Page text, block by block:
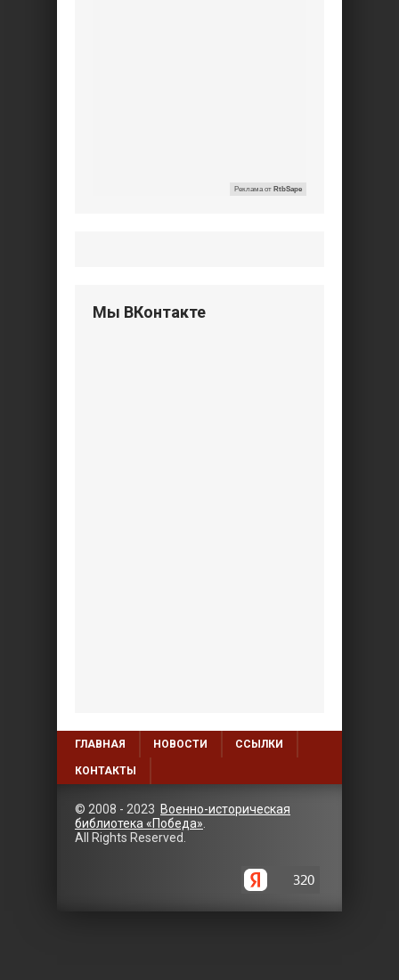
Реклама от RtbSape
Мы ВКонтакте
ГЛАВНАЯ НОВОСТИ ССЫЛКИ
КОНТАКТЫ
© 2008 - 2023 Военно-историческая
библиотека «Победа».
All Rights Reserved.